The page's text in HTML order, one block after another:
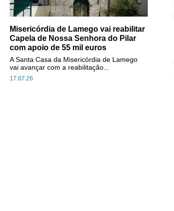
Misericórdia de Lamego vai reabilitar
Capela de Nossa Senhora do Pilar
com apoio de 55 mil euros
17.07.26
A Santa Casa da Misericórdia de Lamego
vai avançar com a reabilitação...